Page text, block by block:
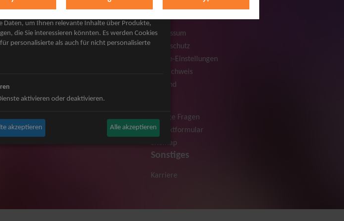
Judas Priest Tickets
The BossHoss Tickets
Silbermond Tickets
Simple Plan Tickets
Beatrice Egli Tickets
Roland Kaiser Tickets
AGB
Impressum
Datenschutz
Cookie-Einstellungen
Bildnachweis
Versand
Häufige Fragen
Kontaktformular
Sitemap
Sonstiges
Karriere
Daten, um Ihnen relevante Inhalte über Produkte,
die Sie interessieren könnten. Es werden Cookies
personalisierte als auch für nicht personalisierte
aktivieren oder deaktivieren.
akzeptieren Alle akzeptieren